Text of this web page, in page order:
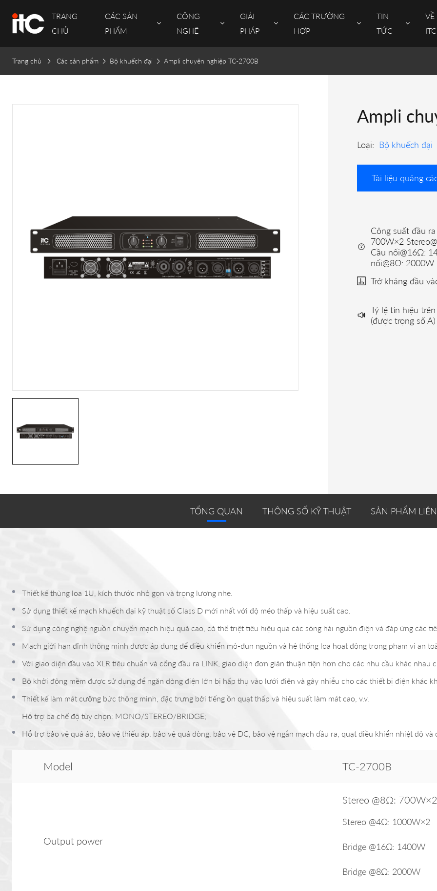
TRANG
CHỦ
CÁC SẢN
PHẨM
CÔNG
NGHỆ
GIẢI
PHÁP
CÁC TRƯỜNG
HỢP
TIN
TỨC
VỀ
ITC
Trang chủ Các sản phẩm Bộ khuếch đại Ampli chuyên nghiệp TC-2700B
Ampli
Loại: Bộ khuếch đại
Tài liệu quảng
Công suất đầu
700W×2
Cầu nối@16Ω:
nối@8Ω: 2000W
Trở kháng đầu
Tỷ lệ tín hiệu
(được trọng số
TỔNG QUAN THÔNG SỐ KỸ THUẬT SẢN PHẨM
Thiết kế thùng loa 1U, kích thước nhỏ gọn và trọng lượng nhẹ.
Sử dụng thiết kế mạch khuếch đại kỹ thuật số Class D mới nhất với độ méo thấp và hiệu suất cao.
Sử dụng công nghệ nguồn chuyển mạch hiệu quả cao, có thể triệt tiêu hiệu quả các sóng hài nguồn điện và đáp ứng các
Mạch giới hạn đỉnh thông minh được áp dụng để điều khiển mô-đun nguồn và hệ thống loa hoạt động trong phạm vi an
Với giao diện đầu vào XLR tiêu chuẩn và cổng đầu ra LINK, giao diện đơn giản thuận tiện hơn cho các nhu cầu khác nhau
Bộ khởi động mềm được sử dụng để ngăn dòng điện lớn bị hấp thụ vào lưới điện và gây nhiễu cho các thiết bị điện khác
Thiết kế làm mát cưỡng bức thông minh, đặc trưng bởi tiếng ồn quạt thấp và hiệu suất làm mát cao, v.v.
Hỗ trợ ba chế độ tùy chọn: MONO/STEREO/BRIDGE;
Hỗ trợ bảo vệ quá áp, bảo vệ thiếu áp, bảo vệ quá dòng, bảo vệ DC, bảo vệ ngắn mạch đầu ra, quạt điều khiển nhiệt độ và
Model TC-2700B
Output power
Stereo @8Ω: 700W×2
Stereo @4Ω: 1000W×2
Bridge @16Ω: 1400W
Bridge @8Ω: 2000W